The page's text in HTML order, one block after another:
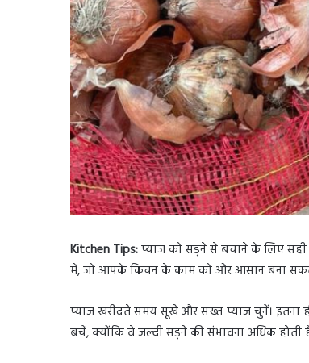
Kitchen Tips:प्याज को सड़ने से बचाने के लिए
में, जो आपके किचन के काम को और आसान बना
प्याज खरीदते समय सूखे और सख्त प्याज चुनें। इतना
बचें, क्योंकि वे जल्दी सड़ने की संभावना अधिक होती